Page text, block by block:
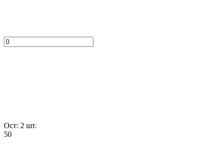
Ост: 2 шт.
50